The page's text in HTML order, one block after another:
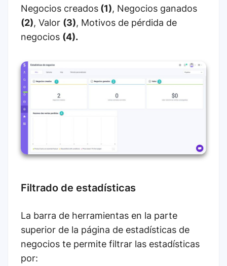
Negocios creados (1), Negocios ganados
(2), Valor (3), Motivos de pérdida de
negocios (4).
Filtrado de estadísticas
La barra de herramientas en la parte
superior de la página de estadísticas de
negocios te permite filtrar las estadísticas
por: